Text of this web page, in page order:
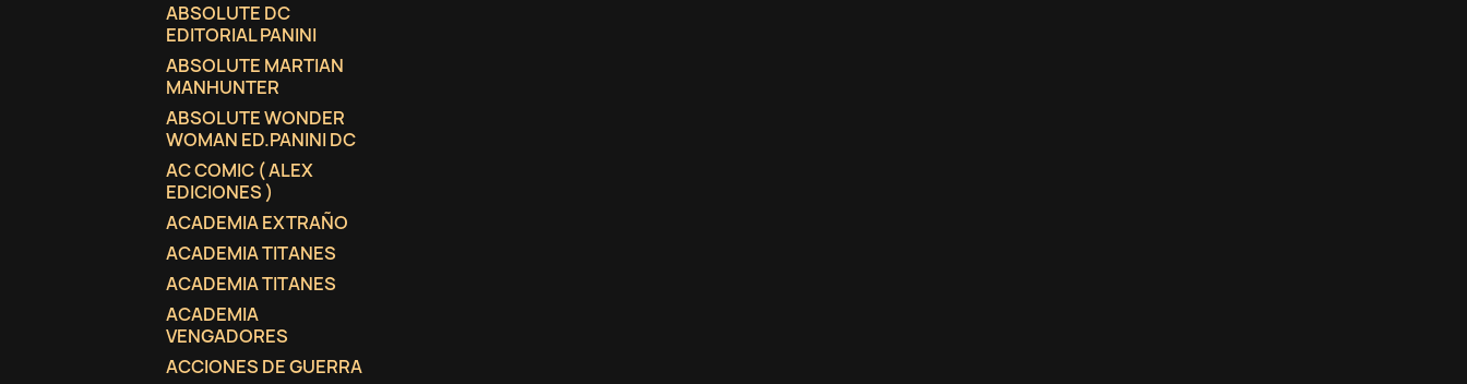
ABSOLUTE DC
EDITORIAL PANINI
ABSOLUTE MARTIAN
MANHUNTER
ABSOLUTE WONDER
WOMAN ED.PANINI DC
AC COMIC ( ALEX
EDICIONES )
ACADEMIA EXTRAÑO
ACADEMIA TITANES
ACADEMIA TITANES
ACADEMIA
VENGADORES
ACCIONES DE GUERRA